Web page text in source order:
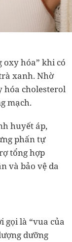
oxy hóa” khi có
xanh. Nhờ
hóa cholesterol
mạch.
huyết áp,
phấn tự
tổng hợp
và bảo vệ da
gọi là “vua của
dưỡng